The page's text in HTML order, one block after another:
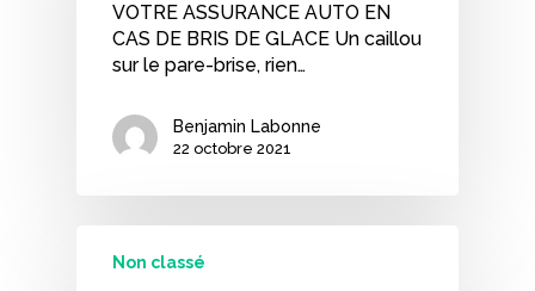
VOTRE ASSURANCE AUTO EN
CAS DE BRIS DE GLACE Un caillou
sur le pare-brise, rien…
Benjamin Labonne
22 octobre 2021
Non classé